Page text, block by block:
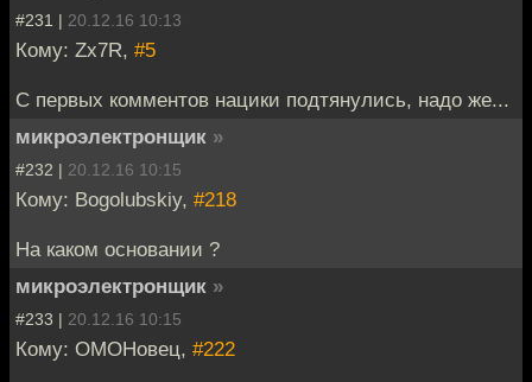
#231 | 20.12.16 10:13
Кому: Zx7R, #5
С первых комментов нацики подтянулись, надо же...
микроэлектронщик »
#232 | 20.12.16 10:15
Кому: Bogolubskiy, #218
На каком основании ?
микроэлектронщик »
#233 | 20.12.16 10:15
Кому: ОМОНовец, #222